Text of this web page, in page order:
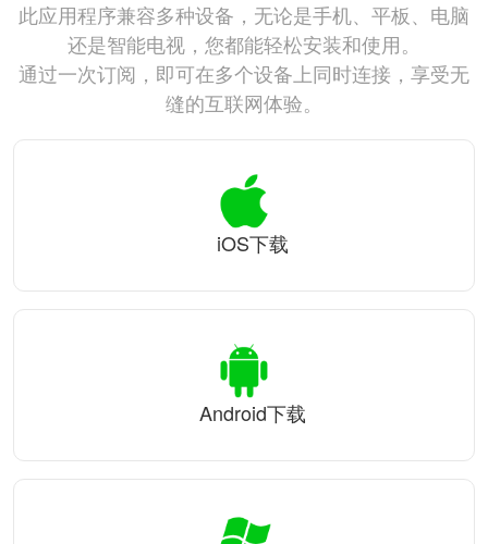
此应用程序兼容多种设备，无论是手机、平板、电脑
还是智能电视，您都能轻松安装和使用。
通过一次订阅，即可在多个设备上同时连接，享受无
缝的互联网体验。
iOS下载
Android下载